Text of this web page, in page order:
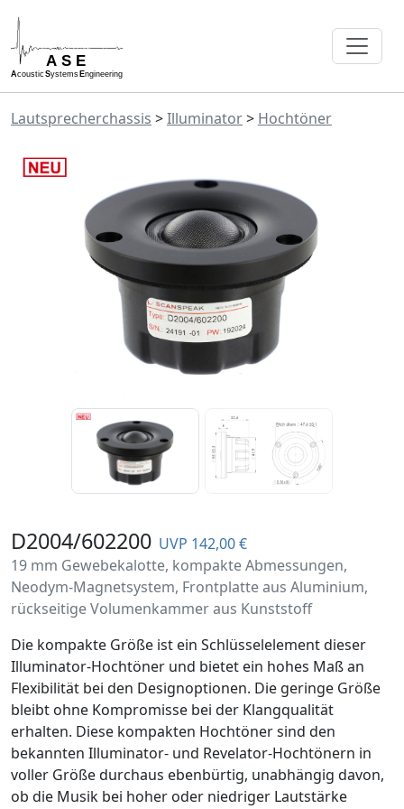
Lautsprecherchassis >Illuminator> Hochtöner
D2004/602200 UVP 142,00 €
19 mm Gewebekalotte, kompakte Abmessungen,
Neodym-Magnetsystem, Frontplatte aus Aluminium,
rückseitige Volumenkammer aus Kunststoff
Die kompakte Größe ist ein Schlüsselelement dieser
Illuminator-Hochtöner und bietet ein hohes Maß an
Flexibilität bei den Designoptionen. Die geringe Größe
bleibt ohne Kompromisse bei der Klangqualität
erhalten. Diese kompakten Hochtöner sind den
bekannten Illuminator- und Revelator-Hochtönern in
voller Größe durchaus ebenbürtig, unabhängig davon,
ob die Musik bei hoher oder niedriger Lautstärke